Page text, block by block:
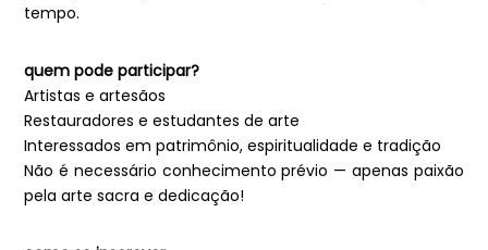
tempo.
quem pode participar?
Artistas e artesãos
Restauradores e estudantes de arte
Interessados em patrimônio, espiritualidade e tradição
Não é necessário conhecimento prévio — apenas paixão
pela arte sacra e dedicação!